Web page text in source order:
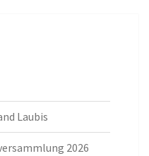
Laubis
2026